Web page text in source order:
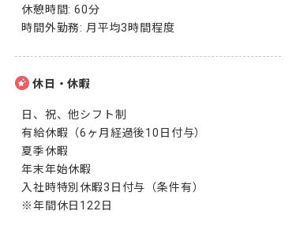
休憩時間: 60分
時間外勤務: 月平均3時間程度
休日・休暇
日、祝、他シフト制
有給休暇（6ヶ月経過後10日付与）
夏季休暇
年末年始休暇
入社時特別休暇3日付与（条件有）
※年間休日122日